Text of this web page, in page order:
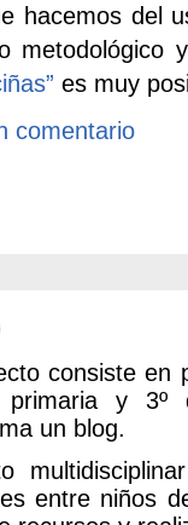
hacemos del
metodológico
es muy
comentario
consiste en
y 3º
un blog.
entre niños